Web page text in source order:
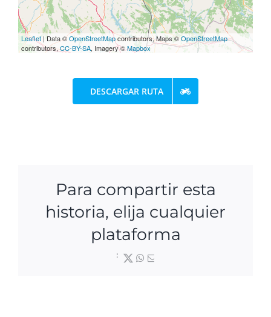
Leaflet | Data ©OpenStreetMapcontributors, Maps ©OpenStreetMap
contributors,CC-BY-SA, Imagery ©Mapbox
DESCARGAR RUTA
Para compartir esta
historia, elija cualquier
plataforma
Facebook
X WhatsApp